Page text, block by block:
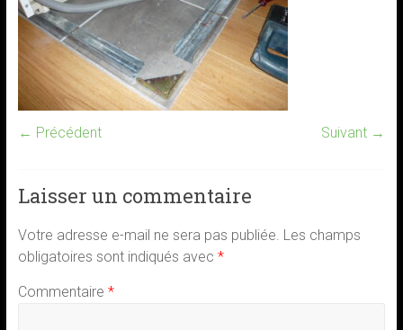
← Précédent Suivant →
Laisser un commentaire
Votre adresse e-mail ne sera pas publiée. Les champs
obligatoires sont indiqués avec *
Commentaire *